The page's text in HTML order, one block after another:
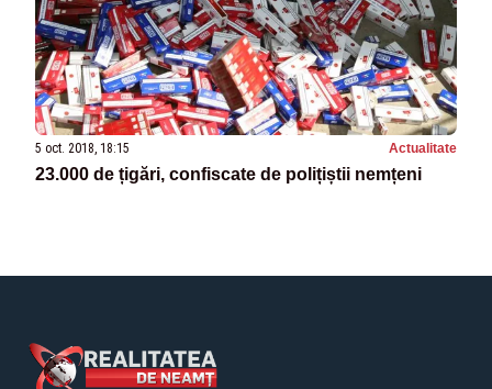
5 oct. 2018, 18:15 Actualitate
23.000 de țigări, confiscate de polițiștii nemțeni